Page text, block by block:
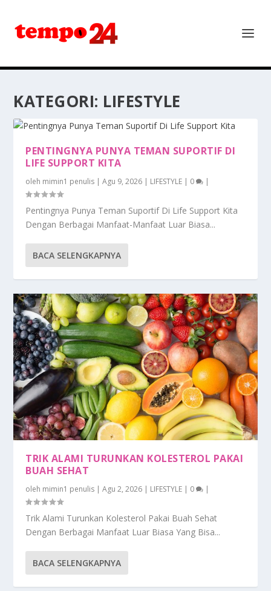
KATEGORI: LIFESTYLE
PENTINGNYA PUNYA TEMAN SUPORTIF DI
LIFE SUPPORT KITA
oleh mimin1 penulis |Agu 9, 2026 | LIFESTYLE | 0 |
Pentingnya Punya Teman Suportif Di Life Support Kita
Dengan Berbagai Manfaat-Manfaat Luar Biasa...
BACA SELENGKAPNYA
TRIK ALAMI TURUNKAN KOLESTEROL PAKAI
BUAH SEHAT
oleh mimin1 penulis |Agu 2, 2026 | LIFESTYLE | 0 |
Trik Alami Turunkan Kolesterol Pakai Buah Sehat
Dengan Berbagai Manfaat Luar Biasa Yang Bisa...
BACA SELENGKAPNYA